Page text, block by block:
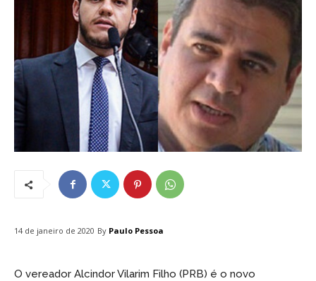
14 de janeiro de 2020 By Paulo Pessoa
O vereador Alcindor Vilarim Filho (PRB) é o novo